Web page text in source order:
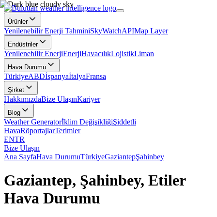
Ürünler
Yenilenebilir Enerji TahminiSkyWatchAPIMap Layer
Endüstriler
Yenilenebilir EnerjiEnerjiHavacılıkLojistikLiman
Hava Durumu
TürkiyeABDİspanyaİtalyaFransa
Şirket
HakkımızdaBize UlaşınKariyer
Blog
Weather Generatorİklim DeğişikliğiŞiddetli
HavaRöportajlarTerimler
ENTR
Bize Ulaşın
Ana SayfaHava DurumuTürkiyeGaziantepŞahinbey
Gaziantep, Şahinbey, Etiler
Hava Durumu